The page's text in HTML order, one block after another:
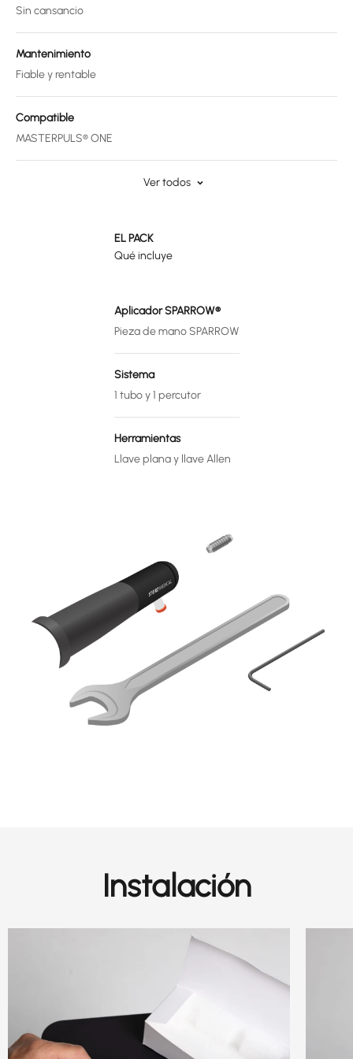
Sin cansancio
Mantenimiento
Fiable y rentable
Compatible
MASTERPULS® ONE
Ver todos
EL PACK
Qué incluye
Aplicador SPARROW®
Pieza de mano SPARROW
Sistema
1 tubo y 1 percutor
Herramientas
Llave plana y llave Allen
Instalación